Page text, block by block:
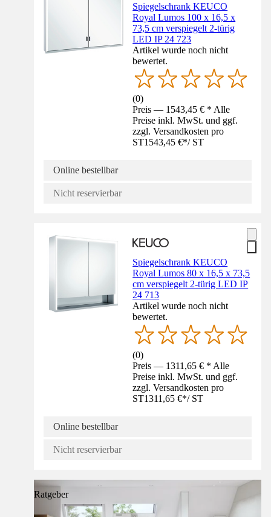
Spiegelschrank KEUCO
Royal Lumos 100 x 16,5 x
73,5 cm verspiegelt 2-türig
LED IP 24 723
Artikel wurde noch nicht
bewertet.
(0)
Preis — 1543,45 € * Alle
Preise inkl. MwSt. und ggf.
zzgl. Versandkosten pro
ST1543,45 €*/ ST
Online bestellbar
Nicht reservierbar
Spiegelschrank KEUCO
Royal Lumos 80 x 16,5 x 73,5
cm verspiegelt 2-türig LED IP
24 713
Artikel wurde noch nicht
bewertet.
(0)
Preis — 1311,65 € * Alle
Preise inkl. MwSt. und ggf.
zzgl. Versandkosten pro
ST1311,65 €*/ ST
Online bestellbar
Nicht reservierbar
Ratgeber